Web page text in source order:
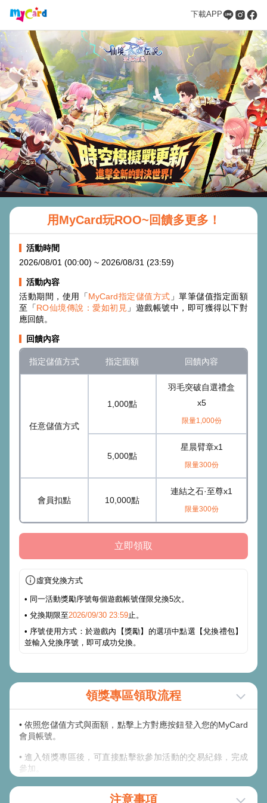
下載APP
用MyCard玩ROO~回饋多更多！
活動時間
2026/08/01 (00:00) ~ 2026/08/31 (23:59)
活動內容
活動期間，使用「MyCard指定儲值方式 」單筆儲值指定面額
至「RO仙境傳說：愛如初見 」遊戲帳號中，即可獲得以下對
應回饋。
回饋內容
指定儲值方式 指定面額 回饋內容
任意儲值方式
1,000點
羽毛突破自選禮盒
x5
限量1,000份
5,000點
星晨臂章x1
限量300份
會員扣點 10,000點
連結之石·至尊x1
限量300份
立即領取
虛寶兌換方式
• 同一活動獎勵序號每個遊戲帳號僅限兌換5次。
• 兌換期限至2026/09/30 23:59止。
• 序號使用方式：於遊戲內【獎勵】的選項中點選【兌換禮包】
並輸入兌換序號，即可成功兌換。
領獎專區領取流程
• 依照您儲值方式與面額，點擊上方對應按鈕登入您的MyCard
會員帳號。
• 進入領獎專區後，可直接點擊欲參加活動的交易紀錄，完成
參加。
• 若未有符合之儲值紀錄，請稍後或點擊更新；非儲值進
MyCard會員之交易，又未輸入會員專屬碼歸戶交易紀錄者，
注意事項